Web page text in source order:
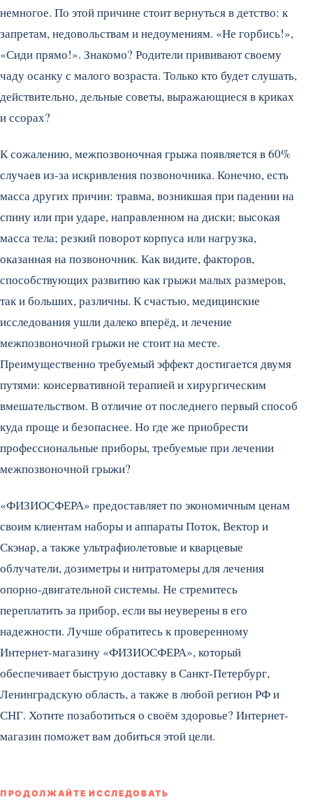
немногое. По этой причине стоит вернуться в детство: к
запретам, недовольствам и недоумениям. «Не горбись!»,
«Сиди прямо!». Знакомо? Родители прививают своему
чаду осанку с малого возраста. Только кто будет слушать,
действительно, дельные советы, выражающиеся в криках
и ссорах?
К сожалению, межпозвоночная грыжа появляется в 60%
случаев из-за искривления позвоночника. Конечно, есть
масса других причин: травма, возникшая при падении на
спину или при ударе, направленном на диски; высокая
масса тела; резкий поворот корпуса или нагрузка,
оказанная на позвоночник. Как видите, факторов,
способствующих развитию как грыжи малых размеров,
так и больших, различны. К счастью, медицинские
исследования ушли далеко вперёд, и лечение
межпозвоночной грыжи не стоит на месте.
Преимущественно требуемый эффект достигается двумя
путями: консервативной терапией и хирургическим
вмешательством. В отличие от последнего первый способ
куда проще и безопаснее. Но где же приобрести
профессиональные приборы, требуемые при лечении
межпозвоночной грыжи?
«ФИЗИОСФЕРА» предоставляет по экономичным ценам
своим клиентам наборы и аппараты Поток, Вектор и
Скэнар, а также ультрафиолетовые и кварцевые
облучатели, дозиметры и нитратомеры для лечения
опорно-двигательной системы. Не стремитесь
переплатить за прибор, если вы неуверены в его
надежности. Лучше обратитесь к проверенному
Интернет-магазину «ФИЗИОСФЕРА», который
обеспечивает быструю доставку в Санкт-Петербург,
Ленинградскую область, а также в любой регион РФ и
СНГ. Хотите позаботиться о своём здоровье? Интернет-
магазин поможет вам добиться этой цели.
ПРОДОЛЖАЙТЕ ИССЛЕДОВАТЬ